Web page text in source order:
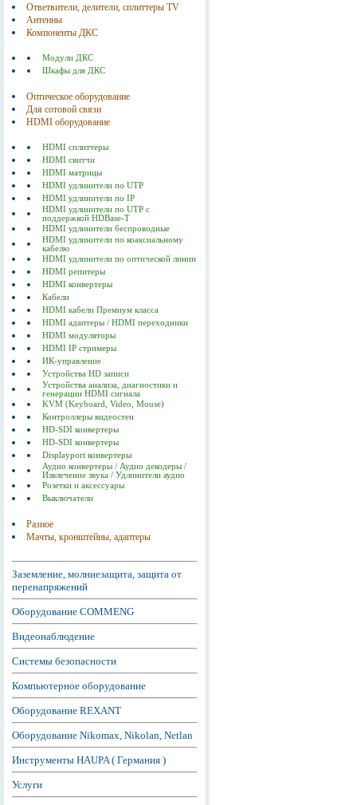
Ответвители, делители, сплиттеры TV
Антенны
Компоненты ДКС
Модули ДКС
Шкафы для ДКС
Оптическое оборудование
Для сотовой связи
HDMI оборудование
HDMI сплиттеры
HDMI свитчи
HDMI матрицы
HDMI удлинители по UTP
HDMI удлинители по IP
HDMI удлинители по UTP с
поддержкой HDBase-T
HDMI удлинители беспроводные
HDMI удлинители по коаксиальному
кабелю
HDMI удлинители по оптической линии
HDMI репитеры
HDMI конвертеры
Кабели
HDMI кабели Премиум класса
HDMI адаптеры / HDMI переходники
HDMI модуляторы
HDMI IP стримеры
ИК-управление
Устройства HD записи
Устройства анализа, диагностики и
генерации HDMI сигнала
KVM (Keyboard, Video, Mouse)
Контроллеры видеостен
HD-SDI конвертеры
HD-SDI конвертеры
Displayport конвертеры
Аудио конвертеры / Аудио декодеры /
Извлечение звука / Удлинители аудио
Розетки и аксессуары
Выключатели
Разное
Мачты, кронштейны, адаптеры
Заземление, молниезащита, защита от
перенапряжений
Оборудование COMMENG
Видеонаблюдение
Системы безопасности
Компьютерное оборудование
Оборудование REXANT
Оборудование Nikomax, Nikolan, Netlan
Инструменты HAUPA ( Германия )
Услуги